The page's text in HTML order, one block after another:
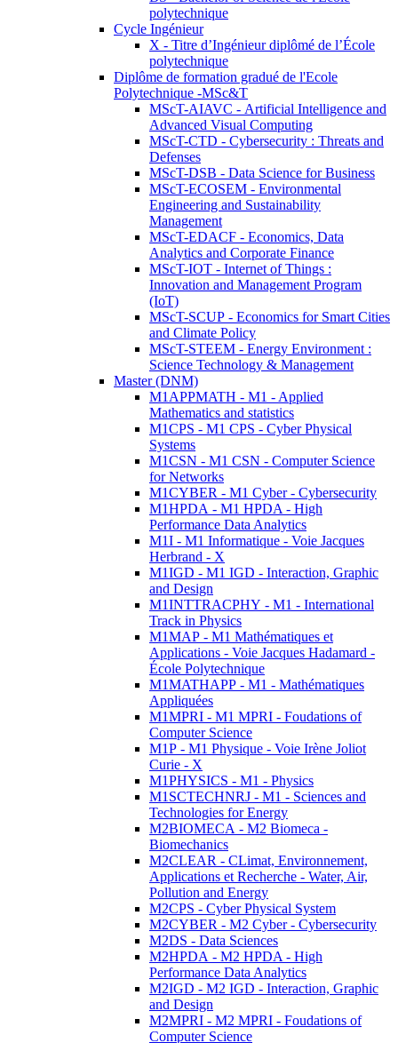
polytechnique
Cycle Ingénieur
X - Titre d’Ingénieur diplômé de l’École
polytechnique
Diplôme de formation gradué de l'Ecole
Polytechnique -MSc&T
MScT-AIAVC - Artificial Intelligence and
Advanced Visual Computing
MScT-CTD - Cybersecurity : Threats and
Defenses
MScT-DSB - Data Science for Business
MScT-ECOSEM - Environmental
Engineering and Sustainability
Management
MScT-EDACF - Economics, Data
Analytics and Corporate Finance
MScT-IOT - Internet of Things :
Innovation and Management Program
(IoT)
MScT-SCUP - Economics for Smart Cities
and Climate Policy
MScT-STEEM - Energy Environment :
Science Technology & Management
Master (DNM)
M1APPMATH - M1 - Applied
Mathematics and statistics
M1CPS - M1 CPS - Cyber Physical
Systems
M1CSN - M1 CSN - Computer Science
for Networks
M1CYBER - M1 Cyber - Cybersecurity
M1HPDA - M1 HPDA - High
Performance Data Analytics
M1I - M1 Informatique - Voie Jacques
Herbrand - X
M1IGD - M1 IGD - Interaction, Graphic
and Design
M1INTTRACPHY - M1 - International
Track in Physics
M1MAP - M1 Mathématiques et
Applications - Voie Jacques Hadamard -
École Polytechnique
M1MATHAPP - M1 - Mathématiques
Appliquées
M1MPRI - M1 MPRI - Foudations of
Computer Science
M1P - M1 Physique - Voie Irène Joliot
Curie - X
M1PHYSICS - M1 - Physics
M1SCTECHNRJ - M1 - Sciences and
Technologies for Energy
M2BIOMECA - M2 Biomeca -
Biomechanics
M2CLEAR - CLimat, Environnement,
Applications et Recherche - Water, Air,
Pollution and Energy
M2CPS - Cyber Physical System
M2CYBER - M2 Cyber - Cybersecurity
M2DS - Data Sciences
M2HPDA - M2 HPDA - High
Performance Data Analytics
M2IGD - M2 IGD - Interaction, Graphic
and Design
M2MPRI - M2 MPRI - Foudations of
Computer Science